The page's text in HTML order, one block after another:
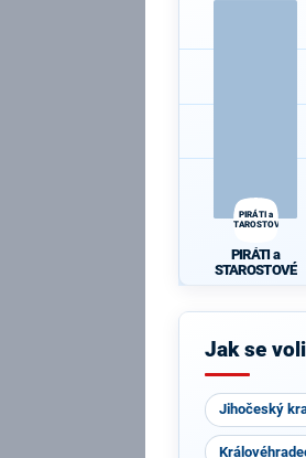
PIRÁTI a
STAROSTOVÉ
PIRÁTI a
STAROSTOVÉ
Jak se
Jihočeský